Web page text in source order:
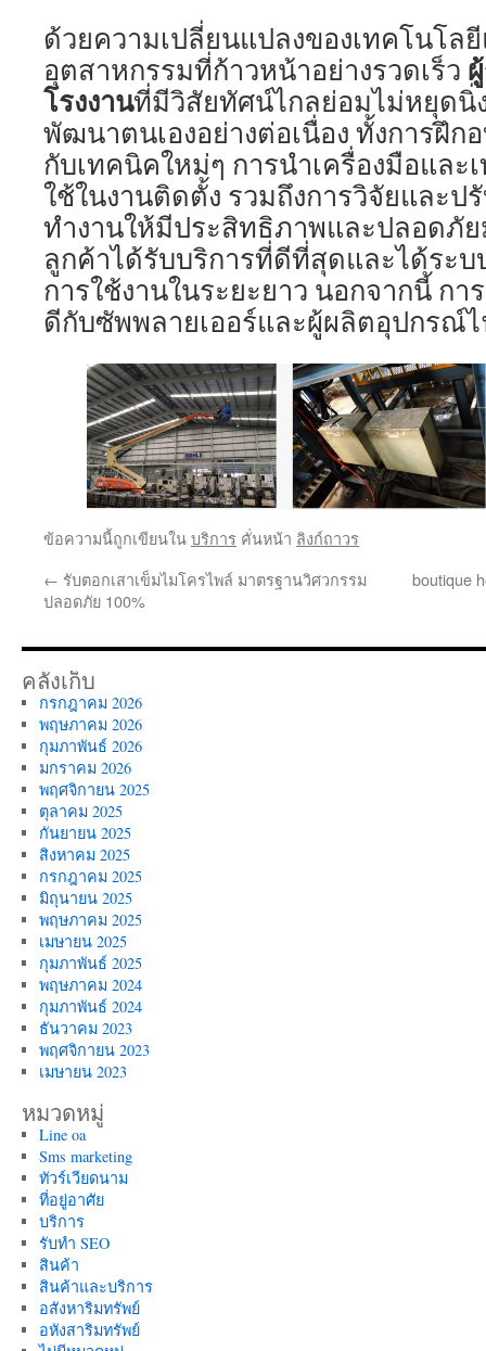
ด้วยความเปลี่ยนแปลงของเทคโนโล
อุตสาหกรรมที่ก้าวหน้าอย่างรวดเร็ว
โรงงานที่มีวิสัยทัศน์ไกลย่อมไม่หยุดนิ่
พัฒนาตนเองอย่างต่อเนื่อง ทั้งการฝึ
กับเทคนิคใหม่ๆ การนำเครื่องมือแล
ใช้ในงานติดตั้ง รวมถึงการวิจัยและป
ทำงานให้มีประสิทธิภาพและปลอดภัย
ลูกค้าได้รับบริการที่ดีที่สุดและได้ระ
การใช้งานในระยะยาว นอกจากนี้ ก
ดีกับซัพพลายเออร์และผู้ผลิตอุปกรณ์
ข้อความนี้ถูกเขียนในบริการ คั่นหน้า ลิงก์ถาวร
← รับตอกเสาเข็มไมโครไพล์ มาตรฐานวิศวกรรม
ปลอดภัย 100%
boutique
คลังเก็บ
กรกฎาคม 2026
พฤษภาคม 2026
กุมภาพันธ์ 2026
มกราคม 2026
พฤศจิกายน 2025
ตุลาคม 2025
กันยายน 2025
สิงหาคม 2025
กรกฎาคม 2025
มิถุนายน 2025
พฤษภาคม 2025
เมษายน 2025
กุมภาพันธ์ 2025
พฤษภาคม 2024
กุมภาพันธ์ 2024
ธันวาคม 2023
พฤศจิกายน 2023
เมษายน 2023
หมวดหมู่
Line oa
Sms marketing
ทัวร์เวียดนาม
ที่อยู่อาศัย
บริการ
รับทำ SEO
สินค้า
สินค้าและบริการ
อสังหาริมทรัพย์
อหังสาริมทรัพย์